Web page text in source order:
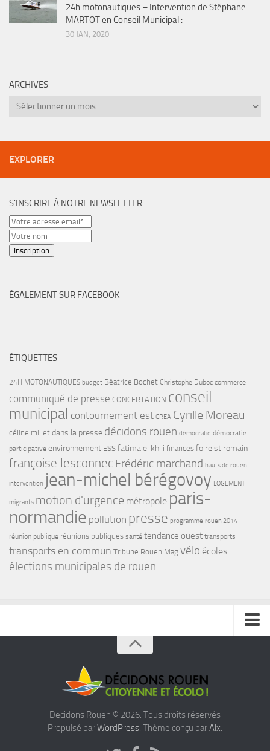
24h motonautiques – Intervention de Stéphane
MARTOT en Conseil Municipal :
30 JAN, 2020
ARCHIVES
Archives
EXPLORER
S'INSCRIRE À NOTRE NEWSLETTER
ÉGALEMENT SUR FACEBOOK
ÉTIQUETTES
24H MOTONAUTIQUES budget Béatrice Bochet Christophe Duboc commerce
communiqué de presse CONCERTATION conseil
municipal contournement est CREA Cyrille Moreau
céline millet dans la presse décidons rouen démocratie démocratie
participative environnement ESS fatima el khili finances foire st romain
françoise lesconnecFrédéric marchand hauts de rouen
intervention jean-michel bérégovoy LOGEMENT
migrants motion d'urgence métropole paris-
normandie pollution presse programme rouen 2014
réunion publique réunions publiques santé tendance ouest transports
transports en commun Tribune Rouen Mag vélo écoles
élections municipales de rouen
INSCRIVEZ VOUS A NOTRE NEWSLETTER
Decidons Rouen © 2026. Tous droits réservés
Propulsé parWordPress . Thème conçu parAlx